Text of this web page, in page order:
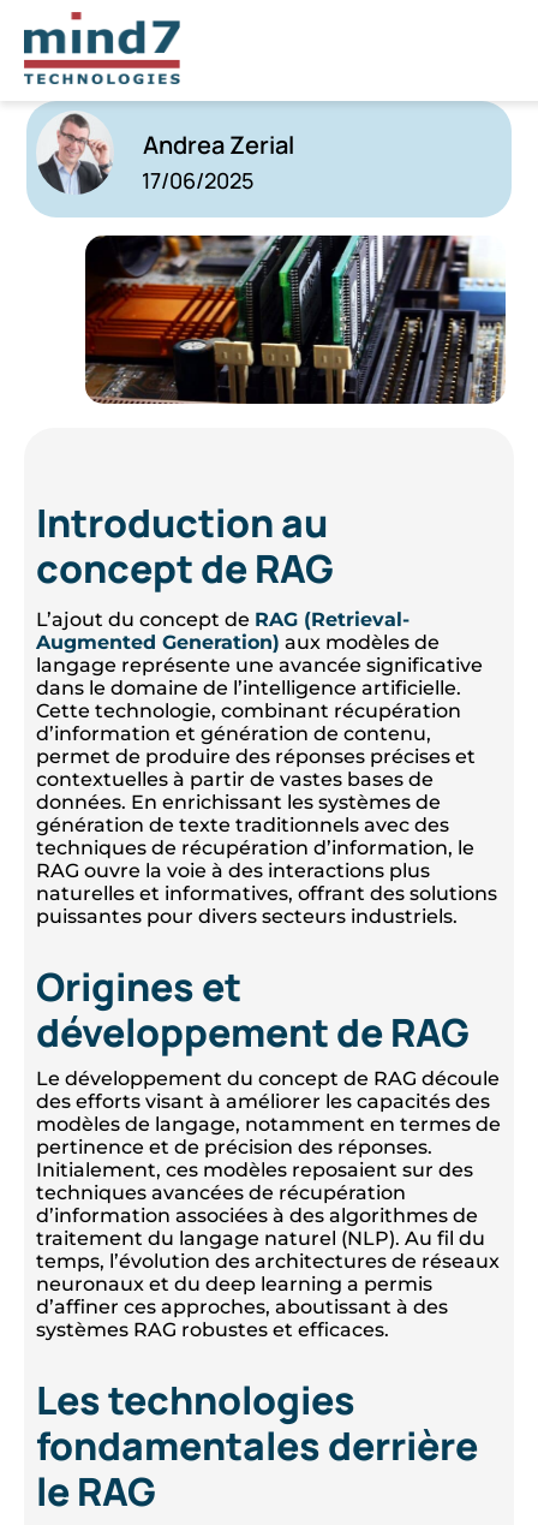
Le RAG : une révolution dans les
modèles de langage
Andrea Zerial
17/06/2025
Introduction au
concept de RAG
L’ajout du concept de RAG (Retrieval-
Augmented Generation) aux modèles de
langage représente une avancée significative
dans le domaine de l’intelligence artificielle.
Cette technologie, combinant récupération
d’information et génération de contenu,
permet de produire des réponses précises et
contextuelles à partir de vastes bases de
données. En enrichissant les systèmes de
génération de texte traditionnels avec des
techniques de récupération d’information, le
RAG ouvre la voie à des interactions plus
naturelles et informatives, offrant des solutions
puissantes pour divers secteurs industriels.
Origines et
développement de RAG
Le développement du concept de RAG découle
des efforts visant à améliorer les capacités des
modèles de langage, notamment en termes de
pertinence et de précision des réponses.
Initialement, ces modèles reposaient sur des
techniques avancées de récupération
d’information associées à des algorithmes de
traitement du langage naturel (NLP). Au fil du
temps, l’évolution des architectures de réseaux
neuronaux et du deep learning a permis
d’affiner ces approches, aboutissant à des
systèmes RAG robustes et efficaces.
Les technologies
fondamentales derrière
le RAG